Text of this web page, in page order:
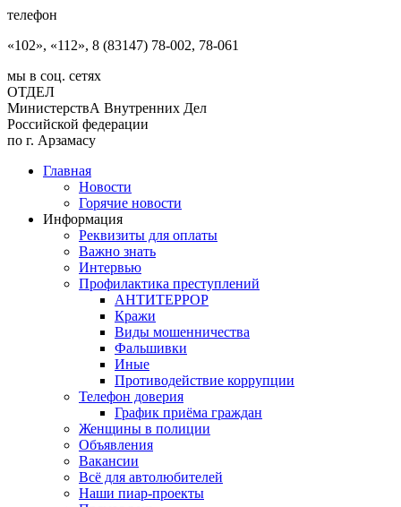
телефон
«102», «112», 8 (83147) 78-002, 78-061
мы в соц. сетях
ОТДЕЛ
МинистерствА Внутренних Дел
Российской федерации
по г. Арзамасу
Главная
Новости
Горячие новости
Информация
Реквизиты для оплаты
Важно знать
Интервью
Профилактика преступлений
АНТИТЕРРОР
Кражи
Виды мошенничества
Фальшивки
Иные
Противодействие коррупции
Телефон доверия
График приёма граждан
Женщины в полиции
Объявления
Вакансии
Всё для автолюбителей
Наши пиар-проекты